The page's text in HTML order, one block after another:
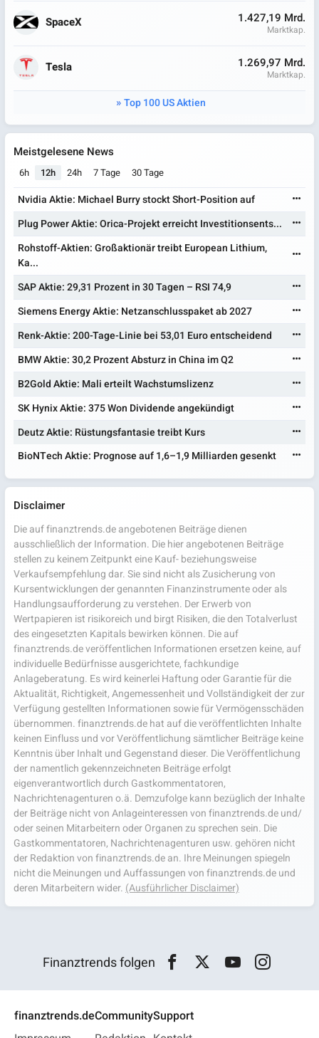
SpaceX 1.427,19 Mrd.
Marktkap.
Tesla 1.269,97 Mrd.
Marktkap.
Top 100 US Aktien
Meistgelesene News
6h 12h 24h 7 Tage 30 Tage
Nvidia Aktie: Michael Burry stockt Short-Position auf
Plug Power Aktie: Orica-Projekt erreicht Investitionsents...
Rohstoff-Aktien: Großaktionär treibt European Lithium,
Ka...
SAP Aktie: 29,31 Prozent in 30 Tagen – RSI 74,9
Siemens Energy Aktie: Netzanschlusspaket ab 2027
Renk-Aktie: 200-Tage-Linie bei 53,01 Euro entscheidend
BMW Aktie: 30,2 Prozent Absturz in China im Q2
B2Gold Aktie: Mali erteilt Wachstumslizenz
SK Hynix Aktie: 375 Won Dividende angekündigt
Deutz Aktie: Rüstungsfantasie treibt Kurs
BioNTech Aktie: Prognose auf 1,6–1,9 Milliarden gesenkt
Disclaimer
Die auf finanztrends.de angebotenen Beiträge dienen
ausschließlich der Information. Die hier angebotenen Beiträge
stellen zu keinem Zeitpunkt eine Kauf- beziehungsweise
Verkaufsempfehlung dar. Sie sind nicht als Zusicherung von
Kursentwicklungen der genannten Finanzinstrumente oder als
Handlungsaufforderung zu verstehen. Der Erwerb von
Wertpapieren ist risikoreich und birgt Risiken, die den Totalverlust
des eingesetzten Kapitals bewirken können. Die auf
finanztrends.de veröffentlichen Informationen ersetzen keine, auf
individuelle Bedürfnisse ausgerichtete, fachkundige
Anlageberatung. Es wird keinerlei Haftung oder Garantie für die
Aktualität, Richtigkeit, Angemessenheit und Vollständigkeit der zur
Verfügung gestellten Informationen sowie für Vermögensschäden
übernommen. finanztrends.de hat auf die veröffentlichten Inhalte
keinen Einfluss und vor Veröffentlichung sämtlicher Beiträge keine
Kenntnis über Inhalt und Gegenstand dieser. Die Veröffentlichung
der namentlich gekennzeichneten Beiträge erfolgt
eigenverantwortlich durch Gastkommentatoren,
Nachrichtenagenturen o.ä. Demzufolge kann bezüglich der Inhalte
der Beiträge nicht von Anlageinteressen von finanztrends.de und/
oder seinen Mitarbeitern oder Organen zu sprechen sein. Die
Gastkommentatoren, Nachrichtenagenturen usw. gehören nicht
der Redaktion von finanztrends.de an. Ihre Meinungen spiegeln
nicht die Meinungen und Auffassungen von finanztrends.de und
deren Mitarbeitern wider. (Ausführlicher Disclaimer)
Finanztrends folgen
finanztrends.deCommunitySupport